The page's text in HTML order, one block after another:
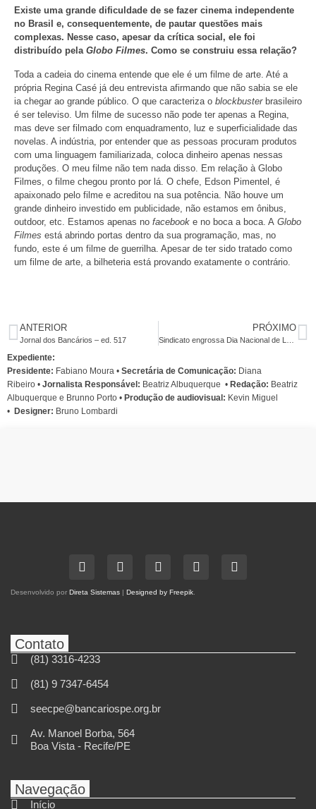
Existe uma grande dificuldade de se fazer cinema independente
no Brasil e, consequentemente, de pautar questões mais
complexas. Nesse caso, apesar da crítica social, ele foi
distribuído pela Globo Filmes. Como se construiu essa relação?
Toda a cadeia do cinema entende que ele é um filme de arte. Até a
própria Regina Casé já deu entrevista afirmando que não sabia se ele
ia chegar ao grande público. O que caracteriza o blockbusterbrasileiro
é ser televiso. Um filme de sucesso não pode ter apenas a Regina,
mas deve ser filmado com enquadramento, luz e superficialidade das
novelas. A indústria, por entender que as pessoas procuram produtos
com uma linguagem familiarizada, coloca dinheiro apenas nessas
produções. O meu filme não tem nada disso. Em relação à Globo
Filmes, o filme chegou pronto por lá. O chefe, Edson Pimentel, é
apaixonado pelo filme e acreditou na sua potência. Não houve um
grande dinheiro investido em publicidade, não estamos em ônibus,
outdoor, etc. Estamos apenas no facebook e no boca a boca. A Globo
Filmes está abrindo portas dentro da sua programação, mas, no
fundo, este é um filme de guerrilha. Apesar de ter sido tratado como
um filme de arte, a bilheteria está provando exatamente o contrário.
ANTERIOR
Jornal dos Bancários – ed. 517
PRÓXIMO
Expediente:
Presidente: Fabiano Moura • Secretária de Comunicação: Diana
Ribeiro • Jornalista Responsável: Beatriz Albuquerque • Redação: Beatriz
Albuquerque e Brunno Porto • Produção de audiovisual: Kevin Miguel
• Designer: Bruno Lombardi
Desenvolvido por Direta Sistemas | Designed by Freepik
Contato
(81) 3316-4233
(81) 9 7347-6454
seecpe@bancariospe.org.br
Av. Manoel Borba, 564
Boa Vista - Recife/PE
Navegação
Início